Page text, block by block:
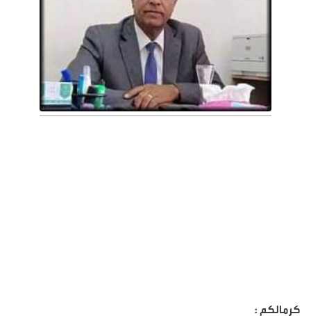
كرمالكم :